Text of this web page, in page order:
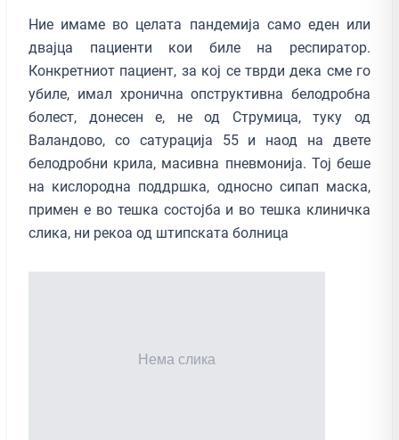
Ние имаме во целата пандемија само еден или
двајца пациенти кои биле на респиратор.
Конкретниот пациент, за кој се тврди дека сме го
убиле, имал хронична опструктивна белодробна
болест, донесен е, не од Струмица, туку од
Валандово, со сатурација 55 и наод на двете
белодробни крила, масивна пневмонија. Тој беше
на кислородна поддршка, односно сипап маска,
примен е во тешка состојба и во тешка клиничка
слика, ни рекоа од штипската болница